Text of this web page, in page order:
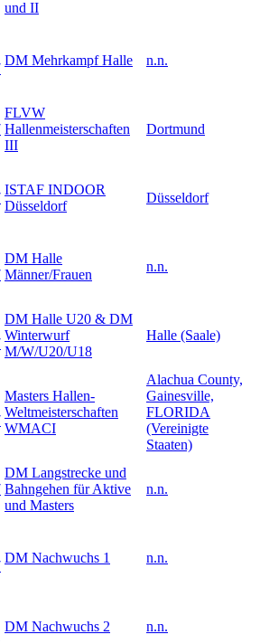
und II
DM Mehrkampf Halle n.n.
FLVW
Hallenmeisterschaften
III
Dortmund
ISTAF INDOOR
Düsseldorf
Düsseldorf
DM Halle
Männer/Frauen
n.n.
DM Halle U20 & DM
Winterwurf
M/W/U20/U18
Halle (Saale)
Masters Hallen-
Weltmeisterschaften
WMACI
Alachua County,
Gainesville,
FLORIDA
(Vereinigte
Staaten)
DM Langstrecke und
Bahngehen für Aktive
und Masters
n.n.
DM Nachwuchs 1 n.n.
DM Nachwuchs 2 n.n.